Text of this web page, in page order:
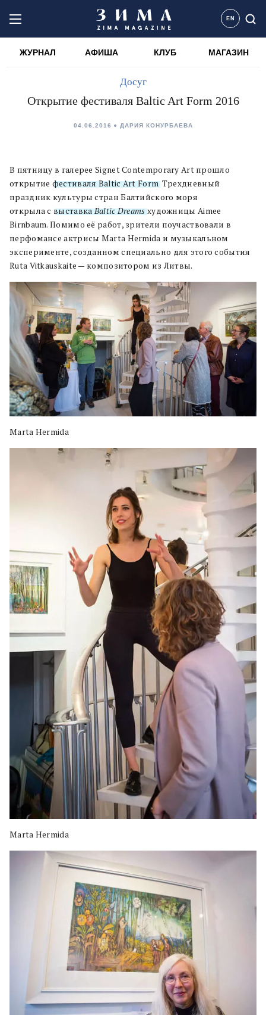
EN
ЖУРНАЛ АФИША КЛУБ МАГАЗИН
Досуг
Открытие фестиваля Baltic Art Form 2016
04.06.2016 ДАРИЯ КОНУРБАЕВА
В пятницу в галерее Signet Contemporary Art прошло
открытие фестиваля Baltic Art Form. Трехдневный
праздник культуры стран Балтийского моря
открыла с выставкаBaltic Dreamsхудожницы Aimee
Birnbaum. Помимо её работ, зрители поучаствовали в
перфомансе актрисы Marta Hermida и музыкальном
эксперименте, созданном специально для этого события
Ruta Vitkauskaite — композитором из Литвы.
Marta Hermida
Marta Hermida